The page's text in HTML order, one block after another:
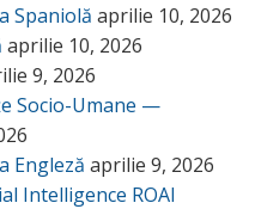
Spaniolă aprilie 10, 2026
aprilie 10, 2026
9, 2026
Socio-Umane —
Engleză aprilie 9, 2026
Intelligence ROAI